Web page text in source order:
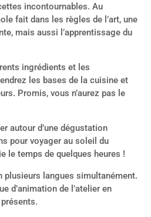
incontournables. Au
fait dans les règles de l’art, une
mais aussi l’apprentissage du
ingrédients et les
les bases de la cuisine et
Promis, vous n’aurez pas le
autour d’une dégustation
pour voyager au soleil du
le temps de quelques heures !
plusieurs langues simultanément.
d’animation de l’atelier en